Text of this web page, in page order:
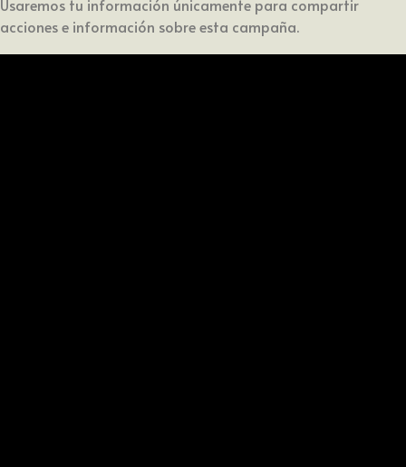
Usaremos tu información únicamente para compartir
acciones e información sobre esta campaña.